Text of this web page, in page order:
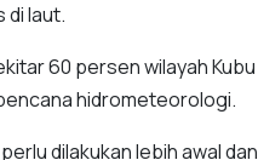
di laut.
60 persen wilayah
hidrometeorologi.
dilakukan lebih awal